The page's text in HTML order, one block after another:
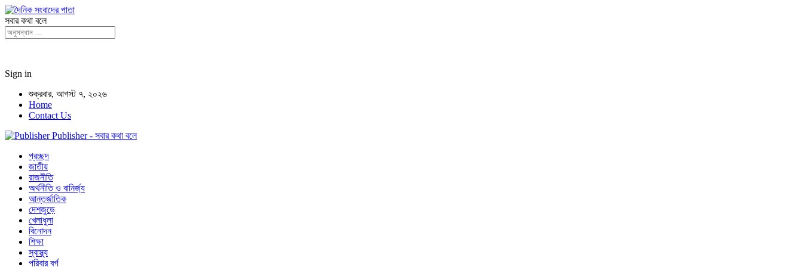
সবার কথা বলে
Sign in
শুক্রবার, আগস্ট ৭, ২০২৬
Home
Contact Us
Publisher - সবার কথা বলে
প্রচ্ছদ
জাতীয়
রাজনীতি
অর্থনীতি ও বানির্জ্য
আন্তর্জাতিক
দেশজুড়ে
খেলাধুলা
বিনোদন
শিক্ষা
স্বাস্থ্য
পরিবার বর্গ